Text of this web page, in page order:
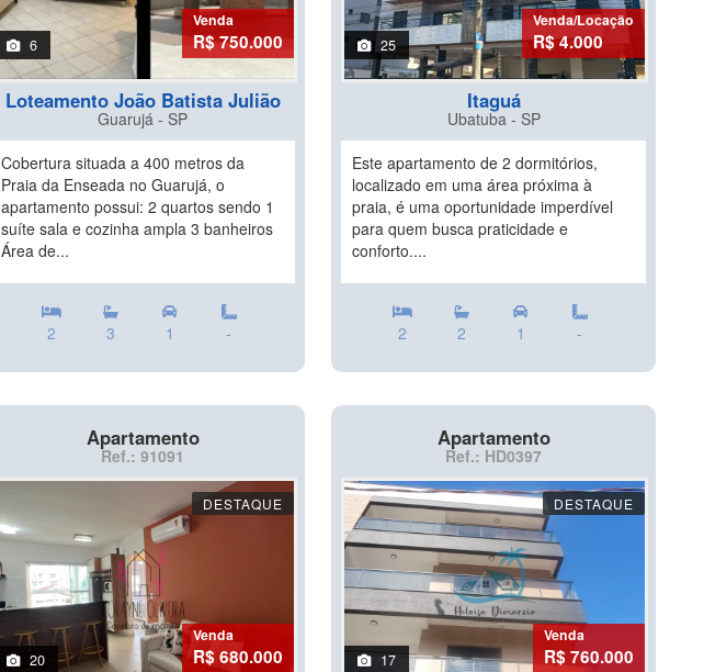
6
Venda
R$ 750.000
Loteamento João Batista Julião
Guarujá - SP
Cobertura situada a 400 metros da
Praia da Enseada no Guarujá, o
apartamento possui: 2 quartos sendo 1
suíte sala e cozinha ampla 3 banheiros
Área de...
2 3 1 -
25
Venda/Locação
R$ 4.000
Itaguá
Ubatuba - SP
Este apartamento de 2 dormitórios,
localizado em uma área próxima à
praia, é uma oportunidade imperdível
para quem busca praticidade e
conforto....
2 2 1 -
Apartamento
Ref.: 91091
DESTAQUE
20
Venda
R$ 680.000
Apartamento
Ref.: HD0397
DESTAQUE
17
Venda
R$ 760.000